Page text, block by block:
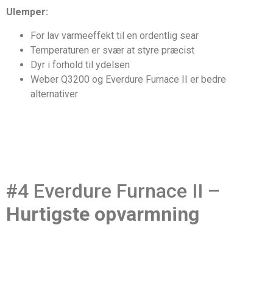
Ulemper:
For lav varmeeffekt til en ordentlig sear
Temperaturen er svær at styre præcist
Dyr i forhold til ydelsen
Weber Q3200 og Everdure Furnace II er bedre
alternativer
#4 Everdure Furnace II –
Hurtigste opvarmning